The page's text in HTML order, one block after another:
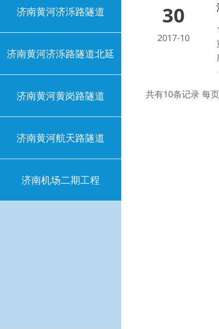
济南黄河济泺路隧道
济南黄河济泺路隧道北延
济南黄河黄岗路隧道
济南黄河航天路隧道
济南机场二期工程
30
2017-10
共有10条记录 每